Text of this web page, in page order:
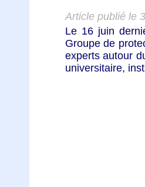
Article publié le
Le 16 juin
Groupe de
experts autour
universitaire,